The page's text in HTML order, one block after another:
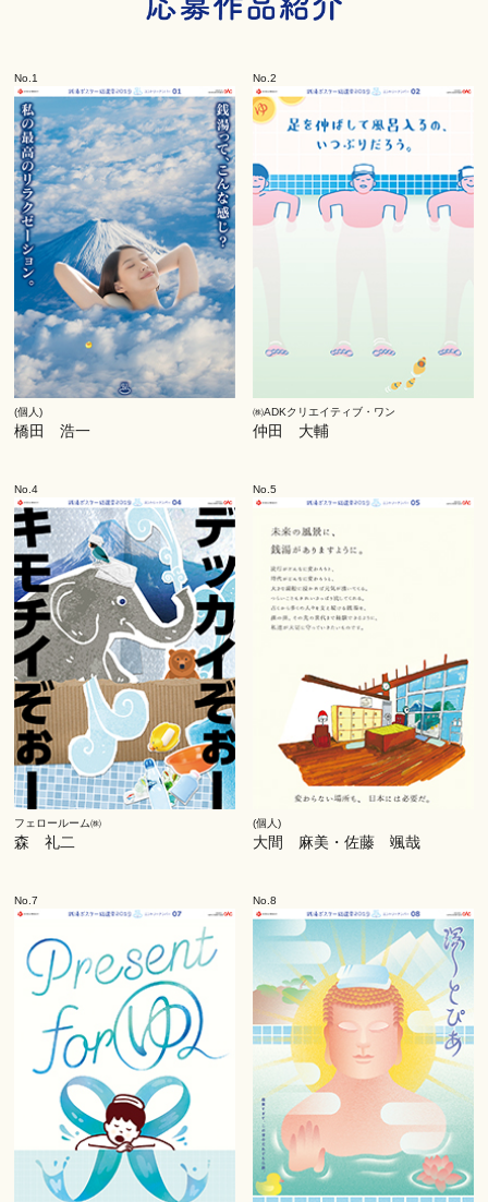
No.1
(個人)
橋田 浩一
No.2
㈱ADKクリエイティブ・ワン
仲田 大輔
No.4
フェロールーム㈱
森 礼二
No.5
(個人)
大間 麻美・佐藤 颯哉
No.7 No.8